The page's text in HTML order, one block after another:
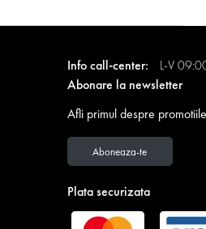
Info call-center:
L-V
Abonare la newsletter
Afli primul despre
Aboneaza-te
Plata securizata